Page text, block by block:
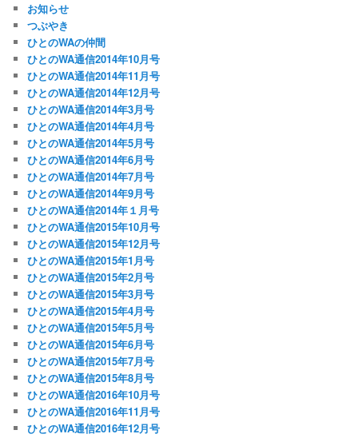
お知らせ
つぶやき
ひとのWAの仲間
ひとのWA通信2014年10月号
ひとのWA通信2014年11月号
ひとのWA通信2014年12月号
ひとのWA通信2014年3月号
ひとのWA通信2014年4月号
ひとのWA通信2014年5月号
ひとのWA通信2014年6月号
ひとのWA通信2014年7月号
ひとのWA通信2014年9月号
ひとのWA通信2014年１月号
ひとのWA通信2015年10月号
ひとのWA通信2015年12月号
ひとのWA通信2015年1月号
ひとのWA通信2015年2月号
ひとのWA通信2015年3月号
ひとのWA通信2015年4月号
ひとのWA通信2015年5月号
ひとのWA通信2015年6月号
ひとのWA通信2015年7月号
ひとのWA通信2015年8月号
ひとのWA通信2016年10月号
ひとのWA通信2016年11月号
ひとのWA通信2016年12月号